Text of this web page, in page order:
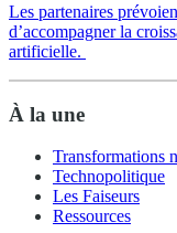
Les partenaires
d’accompagner la
artificielle.
À la une
Transformations
Technopolitique
Les Faiseurs
Ressources